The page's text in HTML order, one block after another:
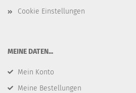
Cookie Einstellungen
​MEINE DATEN...
Mein Konto
Meine Bestellungen